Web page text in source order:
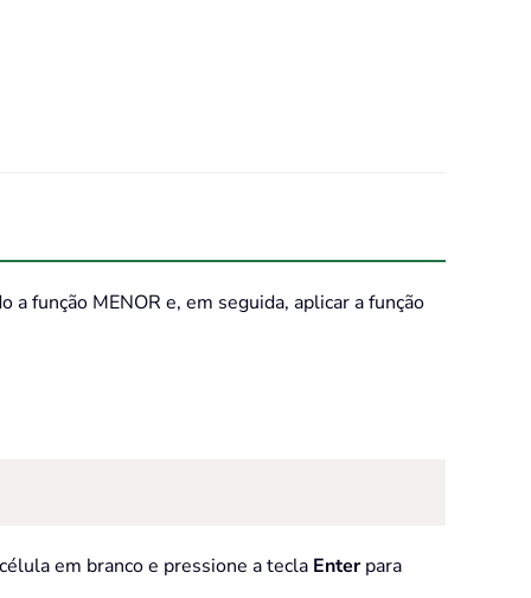
função MENOR e, em seguida, aplicar a função
em branco e pressione a tecla Enterpara